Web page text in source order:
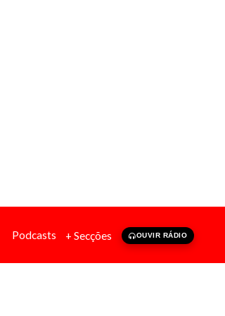
Podcasts + Secções OUVIR RÁDIO